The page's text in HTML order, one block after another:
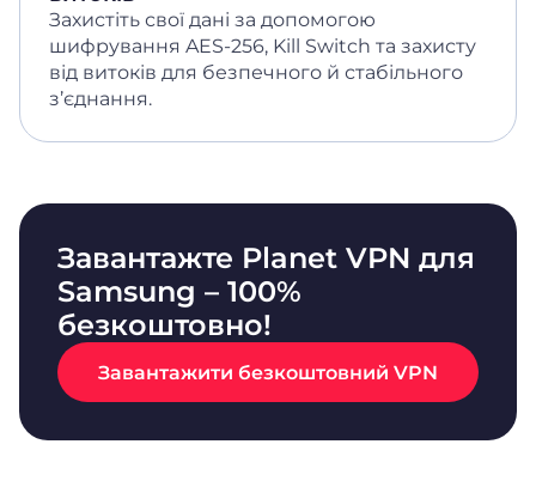
Захистіть свої дані за допомогою
шифрування AES-256, Kill Switch та захисту
від витоків для безпечного й стабільного
з’єднання.
Завантажте Planet VPN для
Samsung – 100%
безкоштовно!
Завантажити безкоштовний VPN